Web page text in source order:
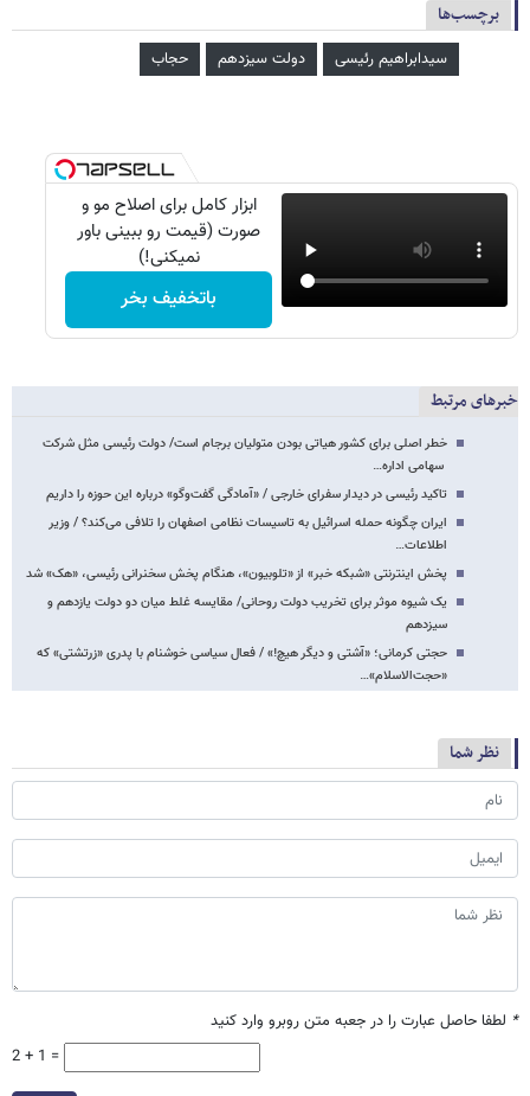
برچسب‌ها
سیدابراهیم رئیسی دولت سیزدهم حجاب
ابزار کامل برای اصلاح مو و
صورت (قیمت رو ببینی باور
نمیکنی!)
باتخفیف بخر
خبرهای مرتبط
خطر اصلی برای کشور هیاتی بودن متولیان برجام است/ دولت رئیسی مثل شرکت
سهامی اداره…
تاکید رئیسی در دیدار سفرای خارجی / «آمادگی‌ گفت‌وگو» درباره این حوزه را داریم
ایران چگونه حمله اسرائیل به تاسیسات نظامی اصفهان را تلافی می‌کند؟ / وزیر
اطلاعات…
پخش اینترنتی «شبکه خبر» از «تلوبیون»، هنگام پخش سخنرانی رئیسی، «هک» شد
یک شیوه موثر برای تخریب دولت روحانی/ مقایسه غلط میان دو دولت یازدهم و
سیزدهم
حجتی کرمانی؛ «آشتی و دیگر هیچ!» / فعال سیاسی خوشنام با پدری «زرتشتی» که
«حجت‌الاسلام»…
نظر شما
* لطفا حاصل عبارت را در جعبه متن روبرو وارد کنید
2 + 1 =